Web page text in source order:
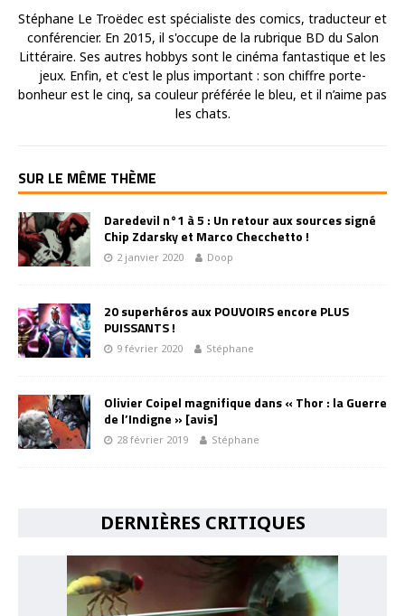
Stéphane Le Troëdec est spécialiste des comics, traducteur et
conférencier. En 2015, il s'occupe de la rubrique BD du Salon
Littéraire. Ses autres hobbys sont le cinéma fantastique et les
jeux. Enfin, et c'est le plus important : son chiffre porte-
bonheur est le cinq, sa couleur préférée le bleu, et il n’aime pas
les chats.
SUR LE MÊME THÈME
Daredevil n°1 à 5 : Un retour aux sources signé
Chip Zdarsky et Marco Checchetto !
2 janvier 2020 Doop
20 superhéros aux POUVOIRS encore PLUS
PUISSANTS !
9 février 2020 Stéphane
Olivier Coipel magnifique dans « Thor : la Guerre
de l’Indigne » [avis]
28 février 2019 Stéphane
DERNIÈRES CRITIQUES